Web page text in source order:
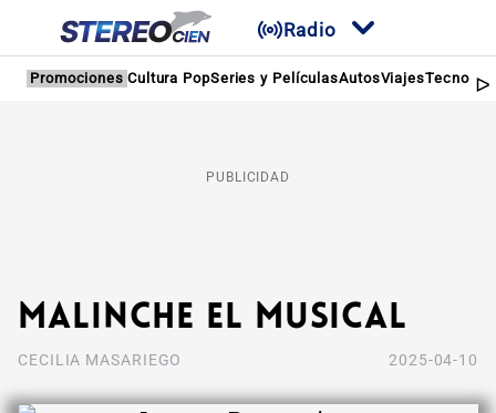
Radio
Promociones Cultura PopSeries y PelículasAutosViajes
PUBLICIDAD
Malinche El Musical
CECILIA MASARIEGO 2025-04-10